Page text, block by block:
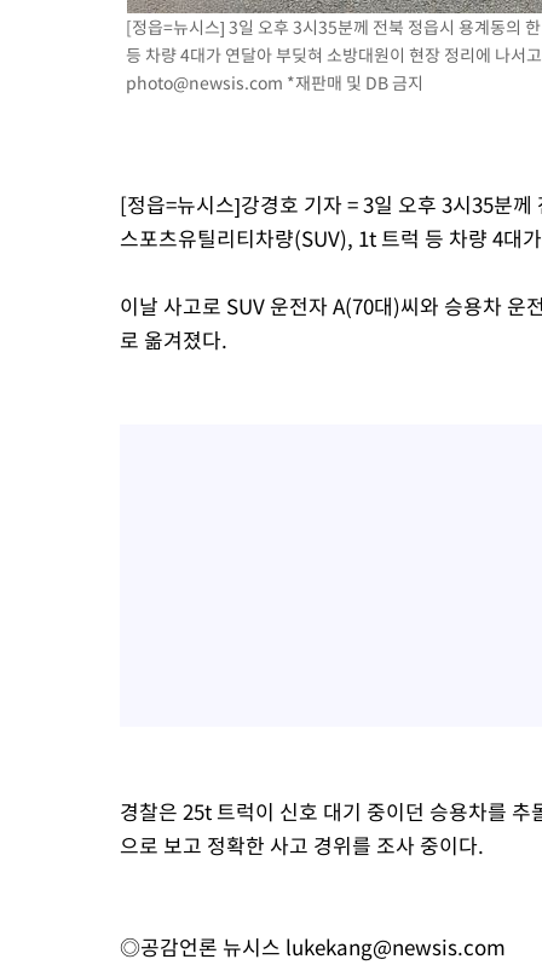
[속보]이 대통령 "2028년 중순까지 광주 군공항 기능 다른 군공
로 임시 배치해 산단 조기 착공"
포항스틸야드 관중석 천장 석재 낙하…K리그 전구장 긴급 점검
[속보]'전장연 시위' 1호선 용산역 상행선 무정차 통과 종료
[속보]코스피, 47.56포인트(0.76%) 오른 6306.33 개장
[정읍=뉴시스] 3일 오후 3시35분께 전북 정읍시 용계동의
등 차량 4대가 연달아 부딪혀 소방대원이 현장 정리에 나
photo@newsis.com *재판매 및 DB 금지
[정읍=뉴시스]강경호 기자 = 3일 오후 3시35분
스포츠유틸리티차량(SUV), 1t 트럭 등 차량 4대
이날 사고로 SUV 운전자 A(70대)씨와 승용차
로 옮겨졌다.
경찰은 25t 트럭이 신호 대기 중이던 승용차를
으로 보고 정확한 사고 경위를 조사 중이다.
◎공감언론 뉴시스 lukekang@newsis.com